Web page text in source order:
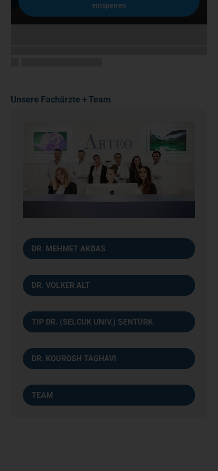
entsperren
Unsere Fachärzte + Team
DR. MEHMET AKBAS
DR. VOLKER ALT
TIP DR. (SELCUK UNIV.) ŞENTÜRK
DR. KOUROSH TAGHAVI
TEAM